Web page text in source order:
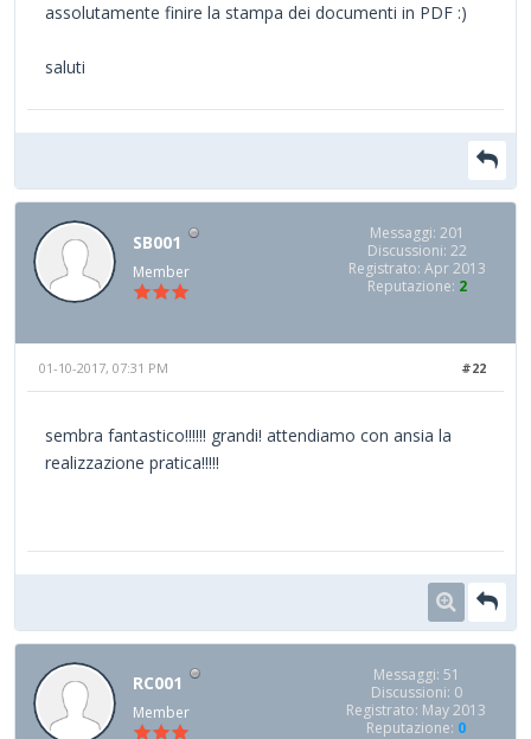
assolutamente finire la stampa dei documenti in PDF :)
saluti
SB001
Member
Messaggi: 201
Discussioni: 22
Registrato: Apr 2013
Reputazione: 2
#22
01-10-2017, 07:31 PM
sembra fantastico!!!!!! grandi! attendiamo con ansia la
realizzazione pratica!!!!!
RC001
Member
Messaggi: 51
Discussioni: 0
Registrato: May 2013
Reputazione: 0